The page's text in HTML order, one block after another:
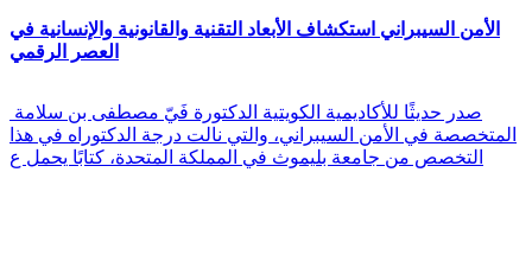
الأمن السيبراني استكشاف الأبعاد التقنية والقانونية والإنسانية في
العصر الرقمي
المتخصصة في الأمن السيبراني، والتي نالت درجة الدكتوراه في هذا
التخصص من جامعة بليموث في المملكة المتحدة، كتابًا يحمل ع